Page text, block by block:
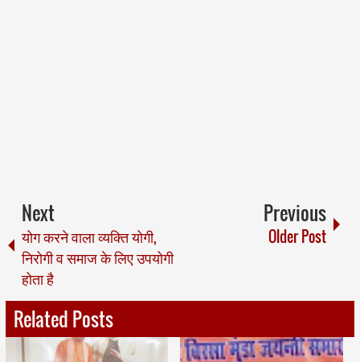
Next
योग करने वाला व्यक्ति योगी,
निरोगी व समाज के लिए उपयोगी
होता है
Previous
Older Post
Related Posts